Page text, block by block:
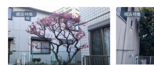
横浜特集 横浜特集